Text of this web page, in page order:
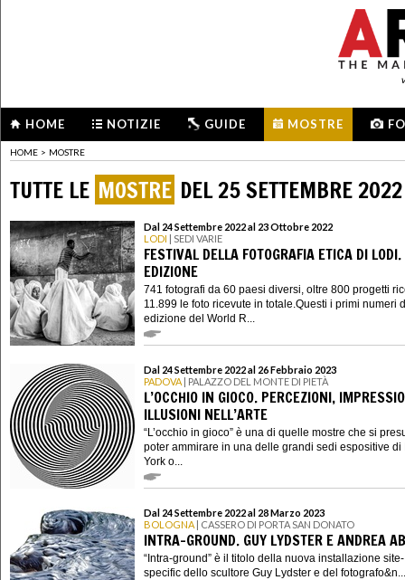
HOME NOTIZIE GUIDE MOSTRE
HOME > MOSTRE
TUTTE LE MOSTRE DEL 25 SETTEMBRE 2022
Dal 24 Settembre 2022 al 23 Ottobre 2022
LODI | SEDI VARIE
FESTIVAL DELLA FOTOGRAFIA ETICA DI
EDIZIONE
741 fotografi da 60 paesi diversi, oltre 800 progetti
11.899 le foto ricevute in totale.Questi i primi numeri
edizione del World R...
Dal 24 Settembre 2022 al 26 Febbraio 2023
PADOVA | PALAZZO DEL MONTE DI PIETÀ
L’OCCHIO IN GIOCO. PERCEZIONI,
ILLUSIONI NELL’ARTE
“L’occhio in gioco” è una di quelle mostre che si
poter ammirare in una delle grandi sedi espositive di
York o...
Dal 24 Settembre 2022 al 28 Marzo 2023
BOLOGNA | CASSERO DI PORTA SAN DONATO
INTRA-GROUND. GUY LYDSTER E ANDREA
“Intra-ground” è il titolo della nuova installazione site-
specific dello scultore Guy Lydster e del fotografo&n...